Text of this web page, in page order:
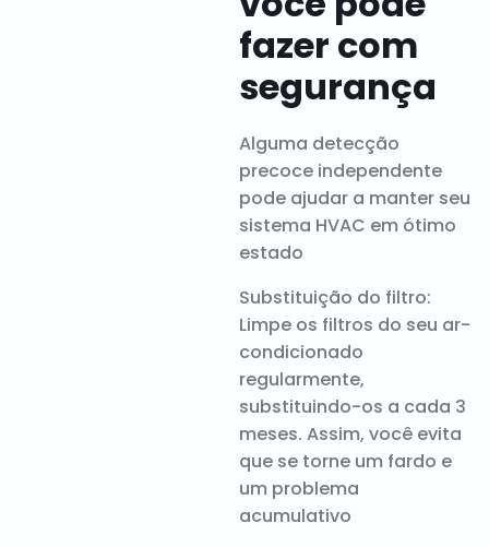
fazer com
segurança
Alguma detecção
precoce independente
pode ajudar a manter seu
sistema HVAC em ótimo
estado
Substituição do filtro:
Limpe os filtros do seu ar-
condicionado
regularmente,
substituindo-os a cada 3
meses. Assim, você evita
que se torne um fardo e
um problema
acumulativo